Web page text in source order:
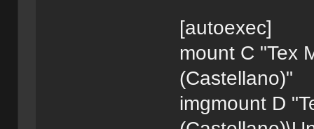
[autoexec]
mount C "Tex
(Castellano)"
imgmount D